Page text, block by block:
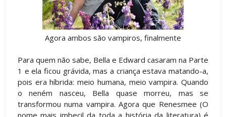
Agora ambos são vampiros, finalmente
Para quem não sabe, Bella e Edward casaram na Parte
1 e ela ficou grávida, mas a criança estava matando-a,
pois era híbrida: meio humana, meio vampira. Quando
o neném nasceu, Bella quase morreu, mas se
transformou numa vampira. Agora que Renesmee (O
nome mais imbecil da toda a história da literatura) é